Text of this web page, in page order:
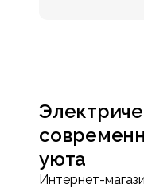
уюта
Интернет-